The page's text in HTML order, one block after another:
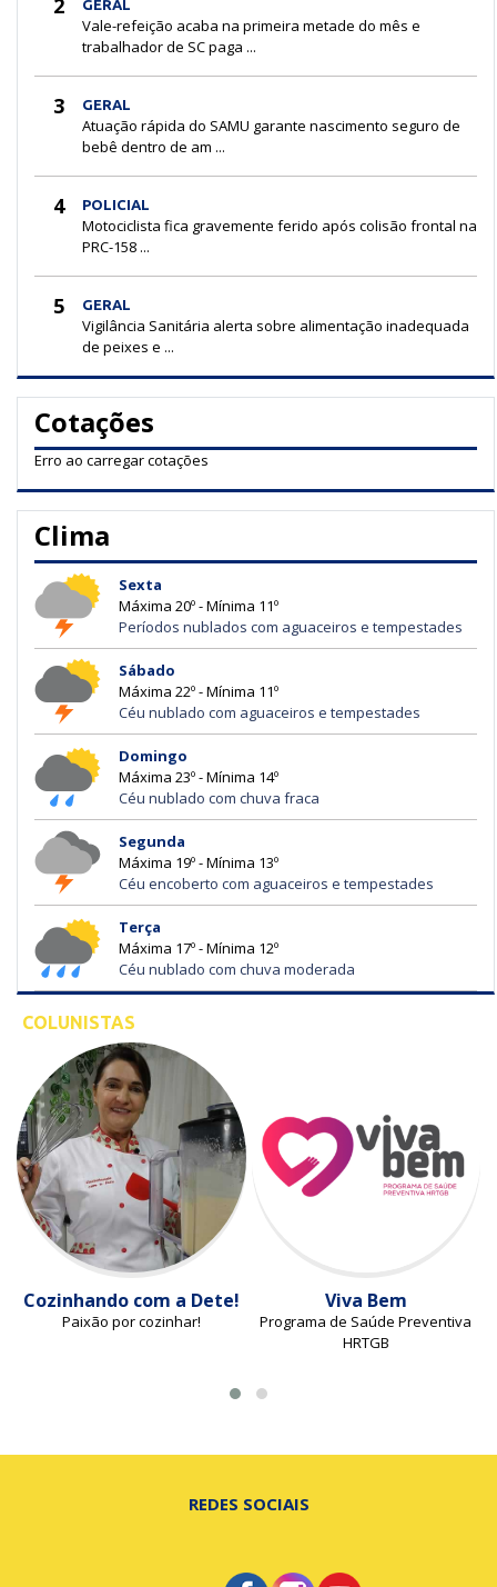
2 GERAL
Vale-refeição acaba na primeira metade do mês e
trabalhador de SC paga ...
3 GERAL
Atuação rápida do SAMU garante nascimento seguro de
bebê dentro de am ...
4 POLICIAL
Motociclista fica gravemente ferido após colisão frontal na
PRC-158 ...
5 GERAL
Vigilância Sanitária alerta sobre alimentação inadequada
de peixes e ...
Cotações
Erro ao carregar cotações
Clima
Sexta
Máxima 20º - Mínima 11º
Períodos nublados com aguaceiros e tempestades
Sábado
Máxima 22º - Mínima 11º
Céu nublado com aguaceiros e tempestades
Domingo
Máxima 23º - Mínima 14º
Céu nublado com chuva fraca
Segunda
Máxima 19º - Mínima 13º
Céu encoberto com aguaceiros e tempestades
Terça
Máxima 17º - Mínima 12º
Céu nublado com chuva moderada
COLUNISTAS
Cozinhando com a Dete!
Paixão por cozinhar!
Viva Bem
Programa de Saúde Preventiva
HRTGB
REDES SOCIAIS